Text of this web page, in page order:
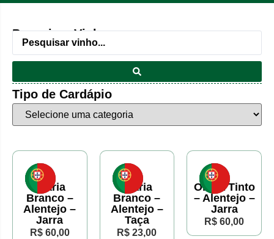
Pesquisar Vinho:
Tipo de Cardápio
Olaria
Branco –
Alentejo –
Jarra
R$ 60,00
Olaria
Branco –
Alentejo –
Taça
R$ 23,00
Olaria Tinto
– Alentejo –
Jarra
R$ 60,00